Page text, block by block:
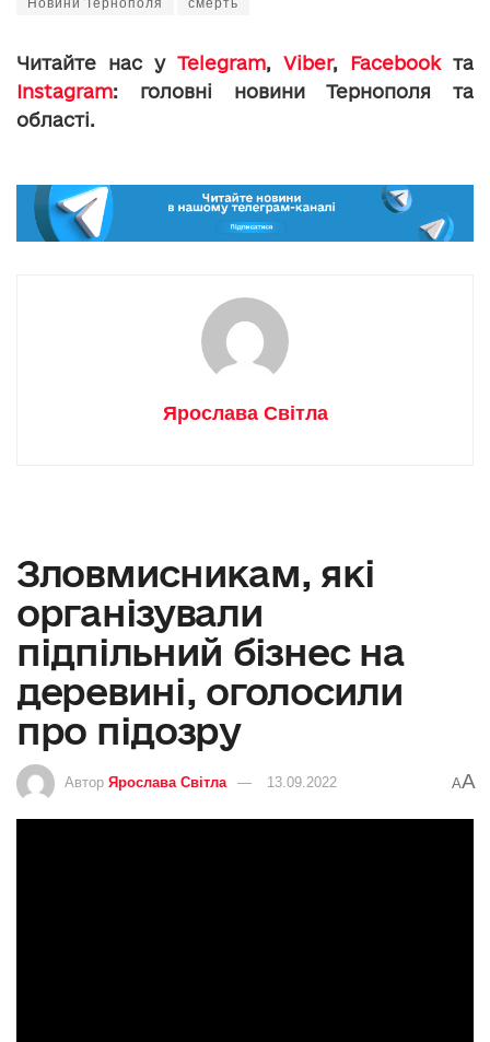
Новини Тернополя смерть
Читайте нас у Telegram, Viber, Facebookта
Instagram: головні новини Тернополя та
області.
Ярослава Світла
Зловмисникам, які
організували
підпільний бізнес на
деревині, оголосили
про підозру
Автор Ярослава Світла 13.09.2022 AA